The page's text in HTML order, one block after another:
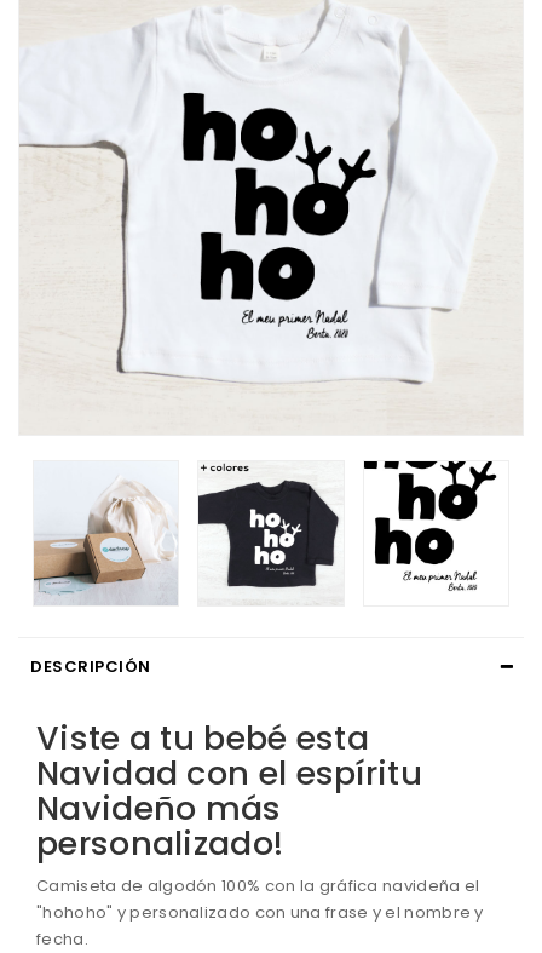
DESCRIPCIÓN
Viste a tu bebé esta
Navidad con el espíritu
Navideño más
personalizado!
Camiseta de algodón 100% con la gráfica navideña el
"hohoho" y personalizado con una frase y el nombre y
fecha.